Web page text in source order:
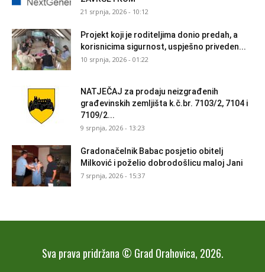
21 srpnja, 2026 - 10:12
Projekt koji je roditeljima donio predah, a
korisnicima sigurnost, uspješno priveden...
10 srpnja, 2026 - 01:22
NATJEČAJ za prodaju neizgrađenih
građevinskih zemljišta k.č.br. 7103/2, 7104 i
7109/2...
9 srpnja, 2026 - 13:23
Gradonačelnik Babac posjetio obitelj
Milković i poželio dobrodošlicu maloj Jani
7 srpnja, 2026 - 15:37
Sva prava pridržana © Grad Orahovica, 2026.